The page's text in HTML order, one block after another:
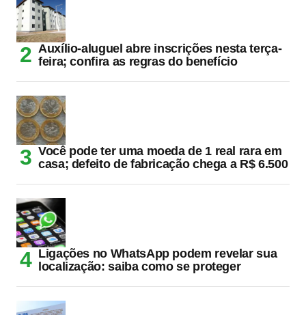
Auxílio-aluguel abre inscrições nesta terça-
feira; confira as regras do benefício
Você pode ter uma moeda de 1 real rara em
casa; defeito de fabricação chega a R$ 6.500
Ligações no WhatsApp podem revelar sua
localização: saiba como se proteger